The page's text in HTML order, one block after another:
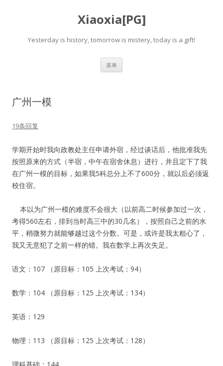
Xiaoxia[PG]
Yesterday is history, tomorrow is mistery, today is a gift!
菜单
广州一模
19条回复
学期开始时我向政教处主任申请外宿，经过谈话后，他批准我先
按照原来的方式（半宿，中午在宿舍休息）进行，并且定下了我
在广州一模的目标，如果我5科总分上不了600分，就以后必须返
校住宿。
本以为广州一模的难度不会很大（以前高二时候参加过一次，
考得560左右，排到当时高三中的30几名），按照自己之前的水
平，稍微努力就能够越过这个分数。可是，或许是我太粗心了，
我又无意犯了之前一样的错。我在数学上再次失足。
语文：107 （原目标：105 上次考试：94）
数学：104 （原目标：125 上次考试：134）
英语：129
物理：113 （原目标：125 上次考试：128）